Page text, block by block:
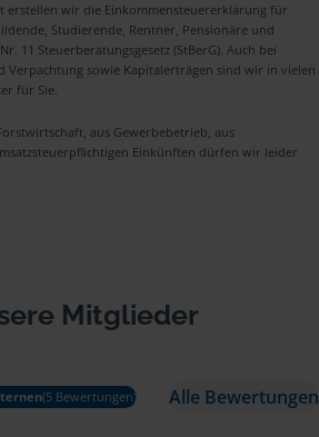
erstellen wir die Einkommensteuererklärung für
Studierende, Rentner, Pensionäre und
11 Steuerberatungsgesetz (StBerG). Auch bei
Verpachtung sowie Kapitalerträgen sind wir in vielen
für Sie.
aus Gewerbebetrieb, aus
Einkünften dürfen wir leider
Mitglieder
(5 Bewertungen) Alle Bewertungen